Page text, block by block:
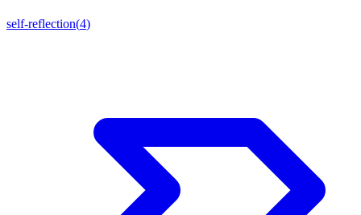
self-reflection(4)